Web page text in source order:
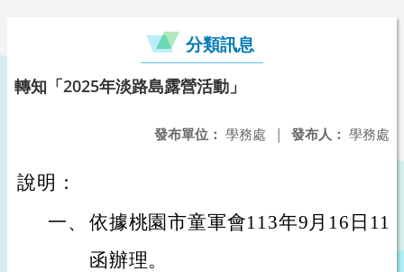
分類訊息
轉知「2025年淡路島露營活動」
發布人： 學務處
發布單位： 學務處 |
說明：
一、 依據桃園市童軍會113年9月16日
函辦理。